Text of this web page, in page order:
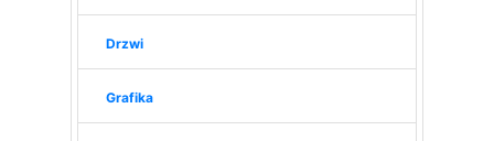
Drzwi
Grafika